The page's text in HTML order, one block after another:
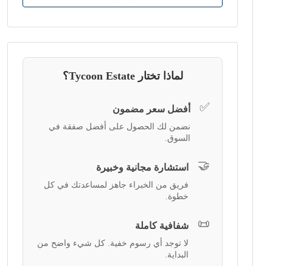
لماذا تختار Tycoon Estate؟
✅ أفضل سعر مضمون
نضمن لك الحصول على أفضل صفقة في
السوق.
🤝 استشارة مجانية وخبيرة
فريق من الخبراء جاهز لمساعدتك في كل
خطوة.
📜 شفافية كاملة
لا توجد أي رسوم خفية. كل شيء واضح من
البداية.